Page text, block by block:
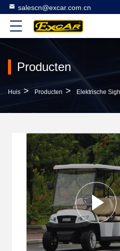
salescn@excar.com.cn
Producten
Huis > Producten > Elektrische